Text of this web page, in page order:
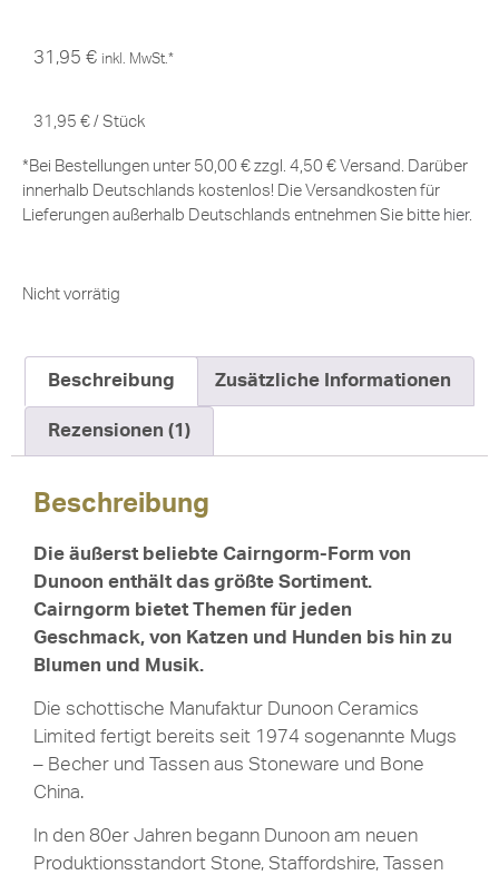
31,95 € inkl. MwSt.*
31,95 € / Stück
*Bei Bestellungen unter 50,00 € zzgl. 4,50 € Versand. Darüber
innerhalb Deutschlands kostenlos! Die Versandkosten für
Lieferungen außerhalb Deutschlands entnehmen Sie bitte hier.
Nicht vorrätig
Beschreibung Zusätzliche Informationen
Rezensionen (1)
Beschreibung
Die äußerst beliebte Cairngorm-Form von
Dunoon enthält das größte Sortiment.
Cairngorm bietet Themen für jeden
Geschmack, von Katzen und Hunden bis hin zu
Blumen und Musik.
Die schottische Manufaktur Dunoon Ceramics
Limited fertigt bereits seit 1974 sogenannte Mugs
– Becher und Tassen aus Stoneware und Bone
China.
In den 80er Jahren begann Dunoon am neuen
Produktionsstandort Stone, Staffordshire, Tassen